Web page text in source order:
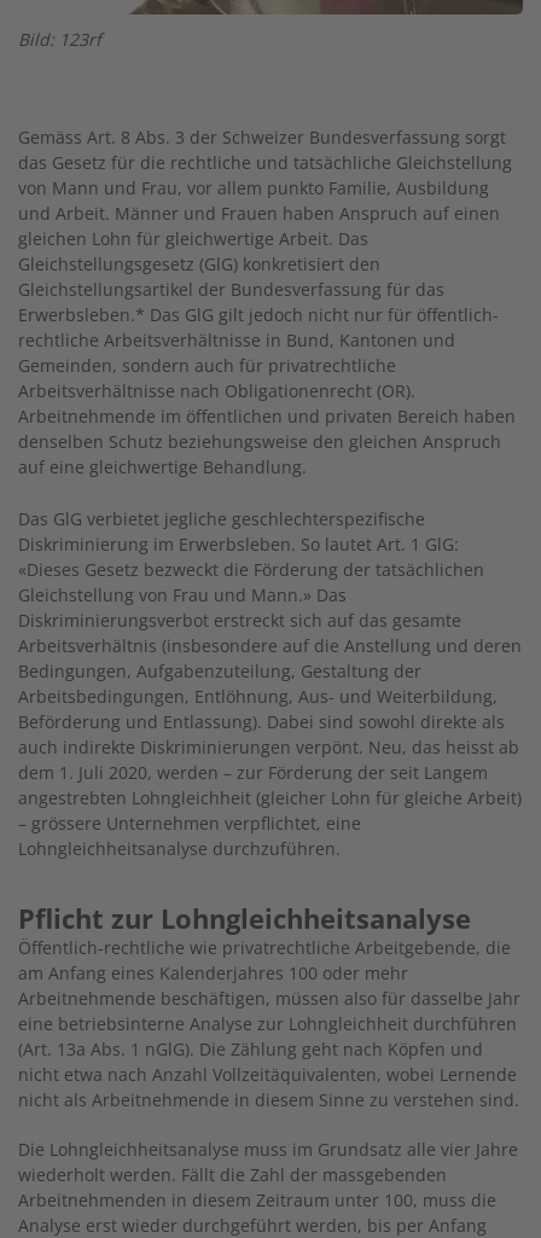
Bild: 123rf
Gemäss Art. 8 Abs. 3 der Schweizer Bundesverfassung sorgt
das Gesetz für die rechtliche und tatsächliche Gleichstellung
von Mann und Frau, vor allem punkto Familie, Ausbildung
und Arbeit. Männer und Frauen haben Anspruch auf einen
gleichen Lohn für gleichwertige Arbeit. Das
Gleichstellungsgesetz (GlG) konkretisiert den
Gleichstellungsartikel der Bundesverfassung für das
Erwerbsleben.* Das GlG gilt jedoch nicht nur für öffentlich-
rechtliche Arbeitsverhältnisse in Bund, Kantonen und
Gemeinden, sondern auch für privatrechtliche
Arbeitsverhältnisse nach Obligationenrecht (OR).
Arbeitnehmende im öffentlichen und privaten Bereich haben
denselben Schutz beziehungsweise den gleichen Anspruch
auf eine gleichwertige Behandlung.
Das GlG verbietet jegliche geschlechterspezifische
Diskriminierung im Erwerbsleben. So lautet Art. 1 GlG:
«Dieses Gesetz bezweckt die Förderung der tatsächlichen
Gleichstellung von Frau und Mann.» Das
Diskriminierungsverbot erstreckt sich auf das gesamte
Arbeitsverhältnis (insbesondere auf die Anstellung und deren
Bedingungen, Aufgabenzuteilung, Gestaltung der
Arbeitsbedingungen, Entlöhnung, Aus- und Weiterbildung,
Beförderung und Entlassung). Dabei sind sowohl direkte als
auch indirekte Diskriminierungen verpönt. Neu, das heisst ab
dem 1. Juli 2020, werden – zur Förderung der seit Langem
angestrebten Lohngleichheit (gleicher Lohn für gleiche Arbeit)
– grössere Unternehmen verpflichtet, eine
Lohngleichheitsanalyse durchzuführen.
Pflicht zur Lohngleichheitsanalyse
Öffentlich-rechtliche wie privatrechtliche Arbeitgebende, die
am Anfang eines Kalenderjahres 100 oder mehr
Arbeitnehmende beschäftigen, müssen also für dasselbe Jahr
eine betriebsinterne Analyse zur Lohngleichheit durchführen
(Art. 13a Abs. 1 nGlG). Die Zählung geht nach Köpfen und
nicht etwa nach Anzahl Vollzeitäquivalenten, wobei Lernende
nicht als Arbeitnehmende in diesem Sinne zu verstehen sind.
Die Lohngleichheitsanalyse muss im Grundsatz alle vier Jahre
wiederholt werden. Fällt die Zahl der massgebenden
Arbeitnehmenden in diesem Zeitraum unter 100, muss die
Analyse erst wieder durchgeführt werden, bis per Anfang